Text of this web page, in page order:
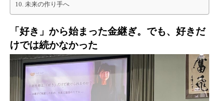
未来の作り手へ
「好き」から始まった金継ぎ。でも、好きだ
けでは続かなかった